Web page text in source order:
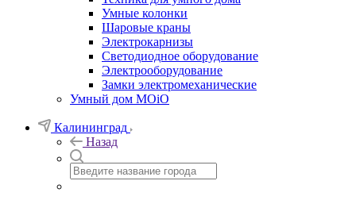
Умные колонки
Шаровые краны
Электрокарнизы
Светодиодное оборудование
Электрооборудование
Замки электромеханические
Умный дом MOiO
Калининград
Назад